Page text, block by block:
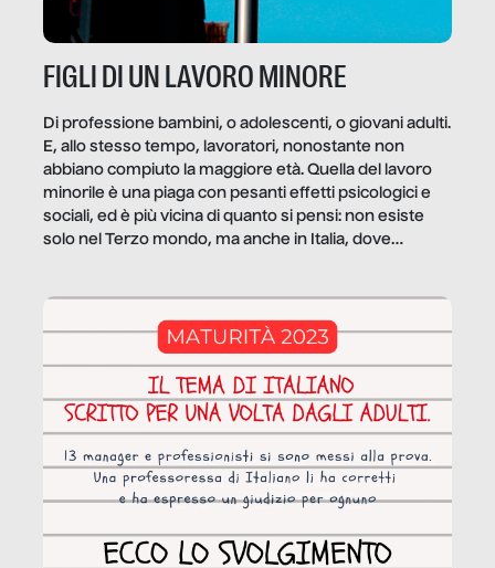
FIGLI DI UN LAVORO MINORE
Di professione bambini, o adolescenti, o giovani adulti.
E, allo stesso tempo, lavoratori, nonostante non
abbiano compiuto la maggiore età. Quella del lavoro
minorile è una piaga con pesanti effetti psicologici e
sociali, ed è più vicina di quanto si pensi: non esiste
solo nel Terzo mondo, ma anche in Italia, dove